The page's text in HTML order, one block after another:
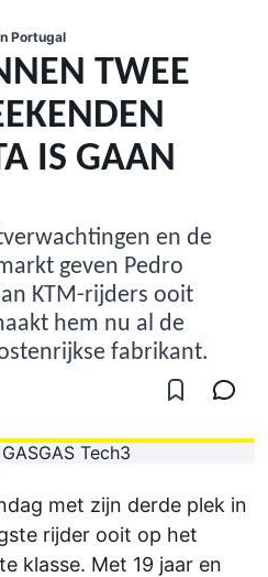
Portugal
TWEE
IS GAAN
en de
geven Pedro
KTM-rijders ooit
hem nu al de
fabrikant.
met zijn derde plek in
rijder ooit op het
klasse. Met 19 jaar en